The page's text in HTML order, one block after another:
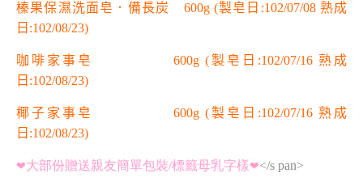
榛果保濕洗面皂．備長炭 600g (製皂日:102/07/08 熟成
日:102/08/23)
咖啡家事皂 600g (製皂日:102/07/16 熟成
日:102/08/23)
椰子家事皂 600g (製皂日:102/07/16 熟成
日:102/08/23)
❤大部份贈送親友簡單包裝/標籤母乳字樣❤</s pan>